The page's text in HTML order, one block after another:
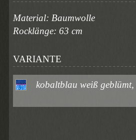
Material: Baumwolle
Rocklänge: 63 cm
VARIANTE
kobaltblau weiß